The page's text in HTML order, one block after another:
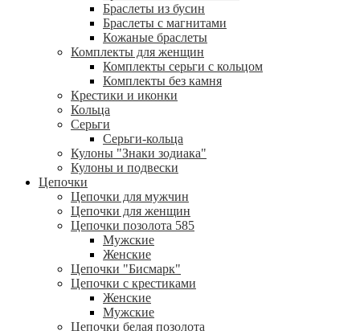
Браслеты из бусин
Браслеты с магнитами
Кожаные браслеты
Комплекты для женщин
Комплекты серьги с кольцом
Комплекты без камня
Крестики и иконки
Кольца
Серьги
Серьги-кольца
Кулоны "Знаки зодиака"
Кулоны и подвески
Цепочки
Цепочки для мужчин
Цепочки для женщин
Цепочки позолота 585
Мужские
Женские
Цепочки "Бисмарк"
Цепочки с крестиками
Женские
Мужские
Цепочки белая позолота